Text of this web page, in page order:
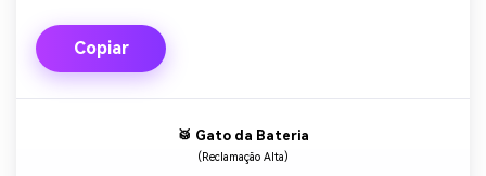
Copiar
🥁 Gato da Bateria
(Reclamação Alta)